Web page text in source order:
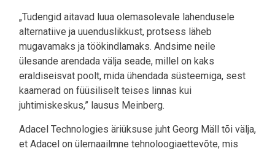
„Tudengid aitavad luua olemasolevale lahendusele
alternatiive ja uuenduslikkust, protsess läheb
mugavamaks ja töökindlamaks. Andsime neile
ülesande arendada välja seade, millel on kaks
eraldiseisvat poolt, mida ühendada süsteemiga, sest
kaamerad on füüsiliselt teises linnas kui
juhtimiskeskus,” lausus Meinberg.
Adacel Technologies äriüksuse juht Georg Mäll tõi välja,
et Adacel on ülemaailmne tehnoloogiaettevõte, mis